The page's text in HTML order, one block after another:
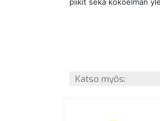
piikit sekä kokoelman
Katso myös: